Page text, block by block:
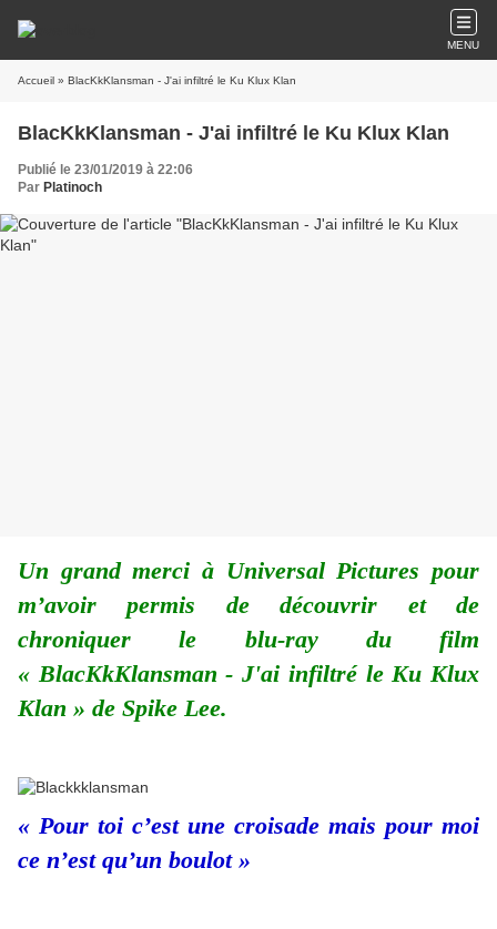
MENU
Accueil » BlacKkKlansman - J'ai infiltré le Ku Klux Klan
BlacKkKlansman - J'ai infiltré le Ku Klux Klan
Publié le 23/01/2019 à 22:06
Par Platinoch
Un grand merci à Universal Pictures pour
m’avoir permis de découvrir et de
chroniquer le blu-ray du film
« BlacKkKlansman - J'ai infiltré le Ku Klux
Klan » de Spike Lee.
« Pour toi c’est une croisade mais pour moi
ce n’est qu’un boulot »